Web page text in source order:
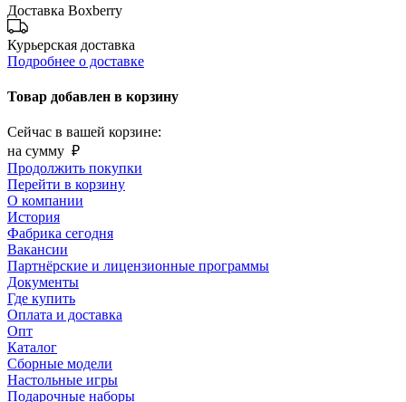
Доставка Boxberry
Курьерская доставка
Подробнее о доставке
Товар добавлен в корзину
Сейчас в вашей корзине:
на сумму ₽
Продолжить покупки
Перейти в корзину
О компании
История
Фабрика сегодня
Вакансии
Партнёрские и лицензионные программы
Документы
Где купить
Оплата и доставка
Опт
Каталог
Сборные модели
Настольные игры
Подарочные наборы